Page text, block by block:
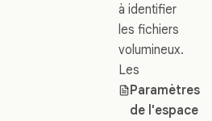
à identifier
les fichiers
volumineux.
Les
Paramètres
de l'espace